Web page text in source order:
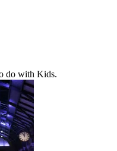
do with Kids.